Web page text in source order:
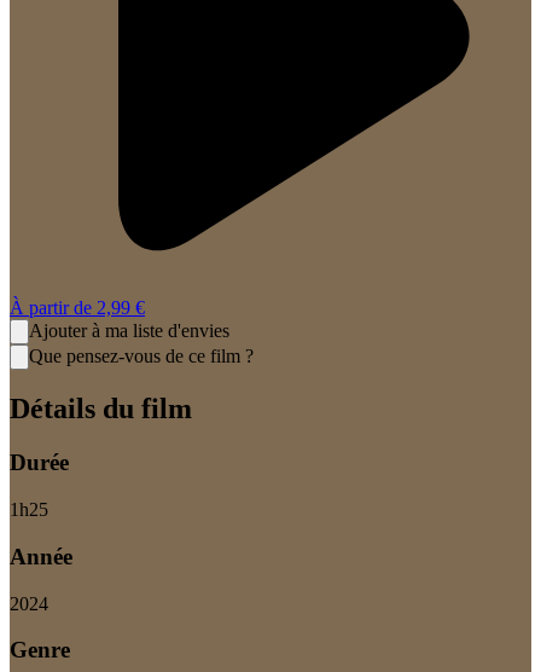
À partir de 2,99 €
Ajouter à ma liste d'envies
Que pensez-vous de ce film ?
Détails du film
Durée
1h25
Année
2024
Genre